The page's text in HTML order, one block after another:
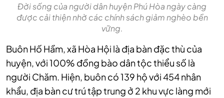
Đời sống của người dân huyện Phú Hòa ngày càng
được cải thiện nhờ các chính sách giảm nghèo bền
vững.
Buôn Hố Hầm, xã Hòa Hội là địa bàn đặc thù của
huyện, với 100% đồng bào dân tộc thiểu số là
người Chăm. Hiện, buôn có 139 hộ với 454 nhân
khẩu, địa bàn cư trú tập trung ở 2 khu vực làng mới